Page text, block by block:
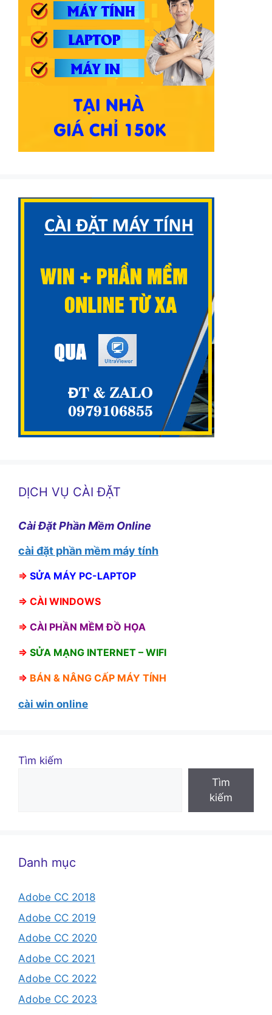
DỊCH VỤ CÀI ĐẶT
Cài Đặt Phần Mềm Online
cài đặt phần mềm máy tính
⇒ SỬA MÁY PC-LAPTOP
⇒ CÀI WINDOWS
⇒ CÀI PHẦN MỀM ĐỒ HỌA
⇒ SỬA MẠNG INTERNET – WIFI
⇒ BÁN & NÂNG CẤP MÁY TÍNH
cài win online
Tìm kiếm
Tìm
kiếm
Danh mục
Adobe CC 2018
Adobe CC 2019
Adobe CC 2020
Adobe CC 2021
Adobe CC 2022
Adobe CC 2023